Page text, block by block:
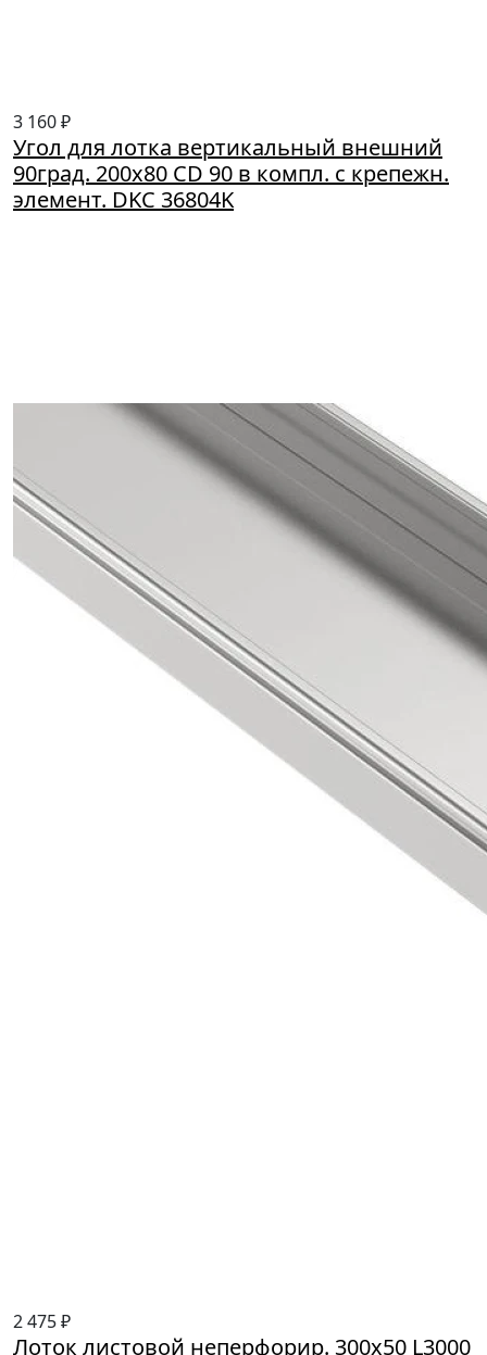
3 160 ₽
Угол для лотка вертикальный внешний
90град. 200х80 CD 90 в компл. с крепежн.
элемент. DKC 36804K
2 475 ₽
Лоток листовой неперфорир. 300х50 L3000